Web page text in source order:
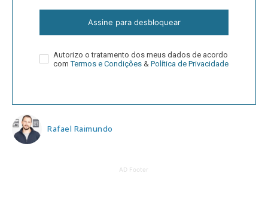
Assine para desbloquear
Autorizo o tratamento dos meus dados de acordo
comTermos e Condições & Política de Privacidade
Rafael Raimundo
AD Footer